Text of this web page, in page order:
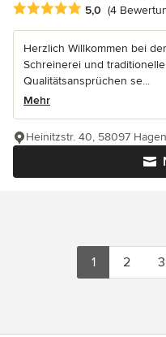
Durchschnittliche
5,0 (4
Herzlich Willkommen bei
Schreinerei und
Qualitätsansprüchen se...
Mehr
Heinitzstr. 40, 58097 Hagen
1 2 3